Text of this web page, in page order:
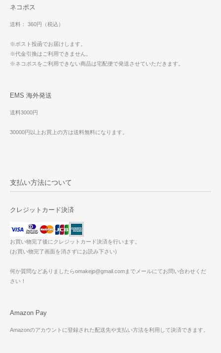
ネコポス
送料： 360円（税込）
※ポスト投函でお届けします。
※代金引換はご利用できません。
※ネコポスをご利用できない商品は宅配便で発送させていただきます。
EMS 海外発送
送料3000円
30000円以上お買上の方は送料無料になります。
支払い方法について
クレジットカード決済
お買い物完了後にクレジットカード決済を行います。
(お買い物完了画面を消さずにお読み下さい)
何か質問などありましたらomakejp@gmail.comまでメールにてお問い合わせくだ
さい！
Amazon Pay
Amazonのアカウントに登録された配送先や支払い方法を利用して決済できます。